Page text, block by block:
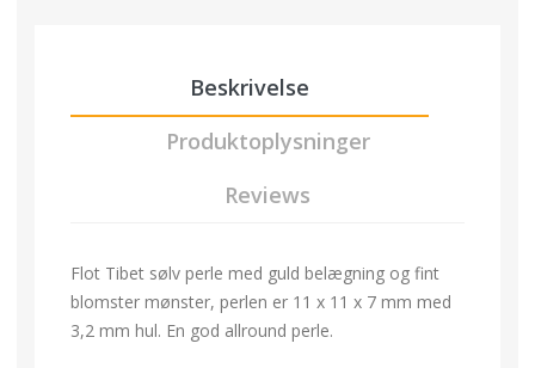
Beskrivelse
Produktoplysninger
Reviews
Flot Tibet sølv perle med guld belægning og fint
blomster mønster, perlen er 11 x 11 x 7 mm med
3,2 mm hul. En god allround perle.